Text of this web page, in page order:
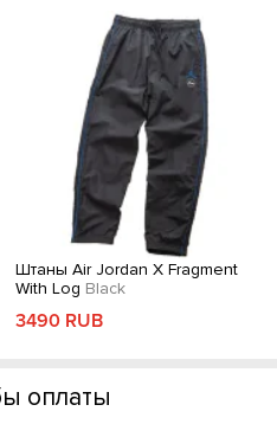
Штаны Air Jordan X Fragment
With Log Black
3490 RUB
оплаты